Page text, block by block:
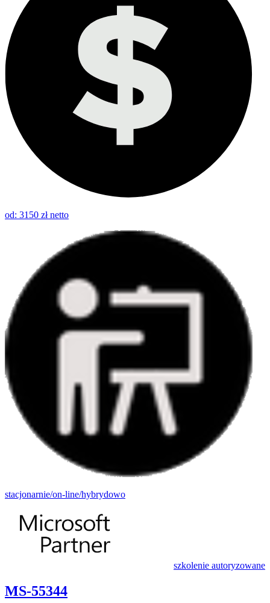
od: 3150 zł netto
stacjonarnie/on-line/hybrydowo
szkolenie autoryzowane
MS-55344